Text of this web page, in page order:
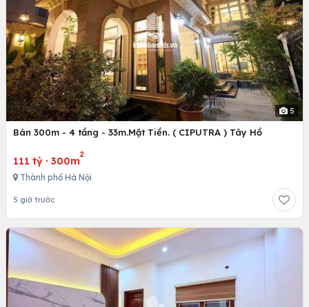
5
Bán 300m - 4 tầng - 33m.Mặt Tiền. ( CIPUTRA ) Tây Hồ
111 tỷ · 300m
2
Thành phố Hà Nội
5 giờ trước